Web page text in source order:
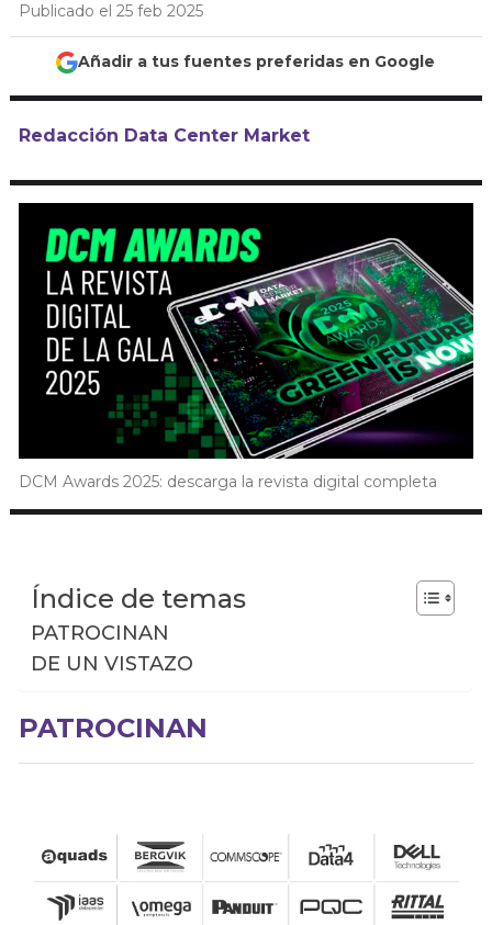
Publicado el 25 feb 2025
Añadir a tus fuentes preferidas en Google
Redacción Data Center Market
DCM Awards 2025: descarga la revista digital completa
Índice de temas
PATROCINAN
DE UN VISTAZO
PATROCINAN